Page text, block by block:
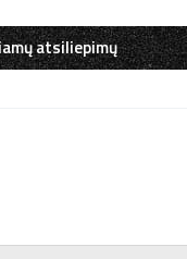
atsiliepimų